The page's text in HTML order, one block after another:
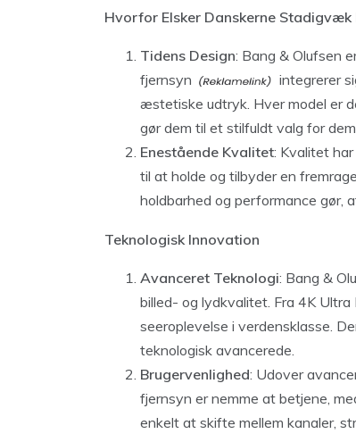
Hvorfor Elsker Danskerne Stadigvæk
Tidens Design: Bang & Olufsen
fjernsyn
integrerer
æstetiske udtryk. Hver model er
gør dem til et stilfuldt valg for
Enestående Kvalitet: Kvalitet
til at holde og tilbyder en
holdbarhed og performance gør,
Teknologisk Innovation
Avanceret Teknologi: Bang &
billed- og lydkvalitet. Fra 4K
seeroplevelse i verdensklasse.
teknologisk avancerede.
Brugervenlighed: Udover
fjernsyn er nemme at betjene,
enkelt at skifte mellem kanaler,